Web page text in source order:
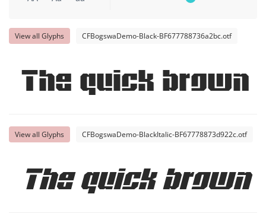
View all Glyphs CFBogswaDemo-Black-BF677788736a2bc.otf
The quick brown
View all Glyphs CFBogswaDemo-BlackItalic-BF67778873d922c.otf
The quick brown